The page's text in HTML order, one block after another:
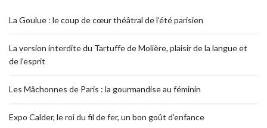
La Goulue : le coup de cœur théâtral de l’été parisien
La version interdite du Tartuffe de Molière, plaisir de la langue et
de l’esprit
Les Mâchonnes de Paris : la gourmandise au féminin
Expo Calder, le roi du fil de fer, un bon goût d’enfance